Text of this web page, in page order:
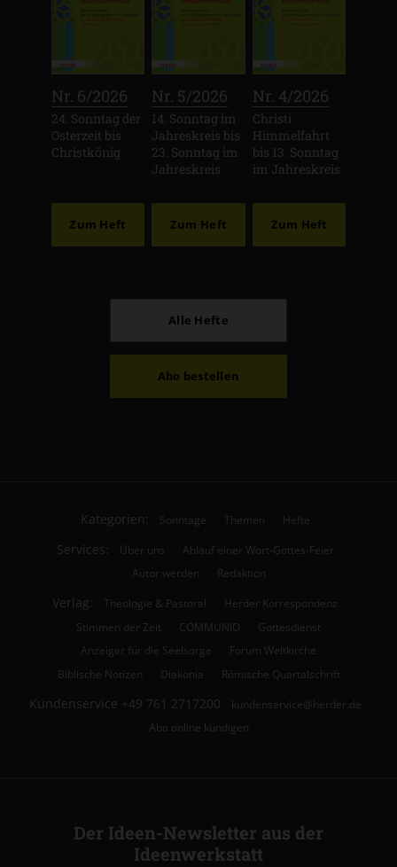
Nr. 6/2026
24. Sonntag der
Osterzeit bis
Christkönig
Zum Heft
Nr. 5/2026
14. Sonntag im
Jahreskreis bis
23. Sonntag im
Jahreskreis
Zum Heft
Nr. 4/2026
Christi
Himmelfahrt
bis 13. Sonntag
im Jahreskreis
Zum Heft
Alle Hefte
Abo bestellen
Kategorien: Sonntage Themen Hefte
Services: Über uns
Ablauf einer Wort-Gottes-Feier
Autor werden
Redaktion
Verlag: Theologie & Pastoral
Herder Korrespondenz
Stimmen der Zeit
COMMUNIO
Gottesdienst
Anzeiger für die Seelsorge
Forum Weltkirche
Biblische Notizen
Diakonia Römische Quartalschrift
Kundenservice +49 761 2717200
kundenservice@herder.de
Abo online kündigen
Der Ideen-Newsletter aus der
Ideenwerkstatt